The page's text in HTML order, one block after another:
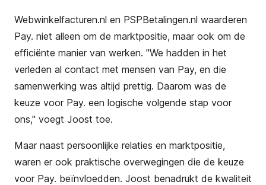
Webwinkelfacturen.nl en PSPBetalingen.nl waarderen
Pay. niet alleen om de marktpositie, maar ook om de
efficiënte manier van werken. "We hadden in het
verleden al contact met mensen van Pay, en die
samenwerking was altijd prettig. Daarom was de
keuze voor Pay. een logische volgende stap voor
ons," voegt Joost toe.
Maar naast persoonlijke relaties en marktpositie,
waren er ook praktische overwegingen die de keuze
voor Pay. beïnvloedden. Joost benadrukt de kwaliteit